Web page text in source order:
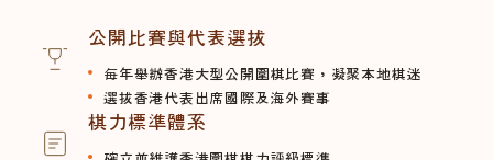
公開比賽與代表選拔
每年舉辦香港大型公開圍棋比賽，凝聚本地棋迷
選拔香港代表出席國際及海外賽事
棋力標準體系